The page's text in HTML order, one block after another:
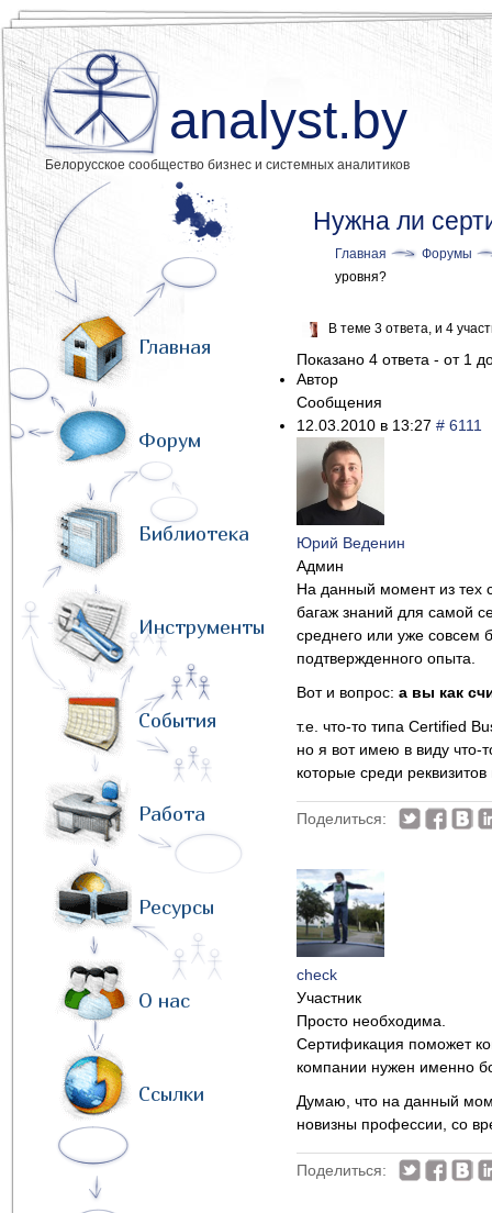
analyst.by
Белорусское сообщество бизнес и системных аналитиков
Главная
Форум
Библиотека
Инструменты
События
Работа
Ресурсы
О нас
Ссылки
Нужна ли
Главная
Форумы
уровня?
В теме 3 ответа, и 4
Показано 4 ответа - от 1
Автор
Сообщения
12.03.2010 в 13:27 # 6111
Юрий Веденин
Админ
На данный момент из тех
багаж знаний для самой
среднего или уже совсем
подтвержденного опыта.
Вот и вопрос: а вы как
т.е. что-то типа Certified
но я вот имею в виду что-
которые среди
Поделиться:
check
Участник
Просто необходима.
Сертификация поможет
компании нужен именно
Думаю, что на данный
новизны профессии, со
Поделиться: